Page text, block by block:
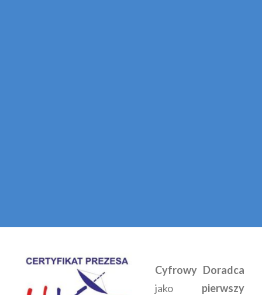
Cyfrowy Doradca
jako pierwszy